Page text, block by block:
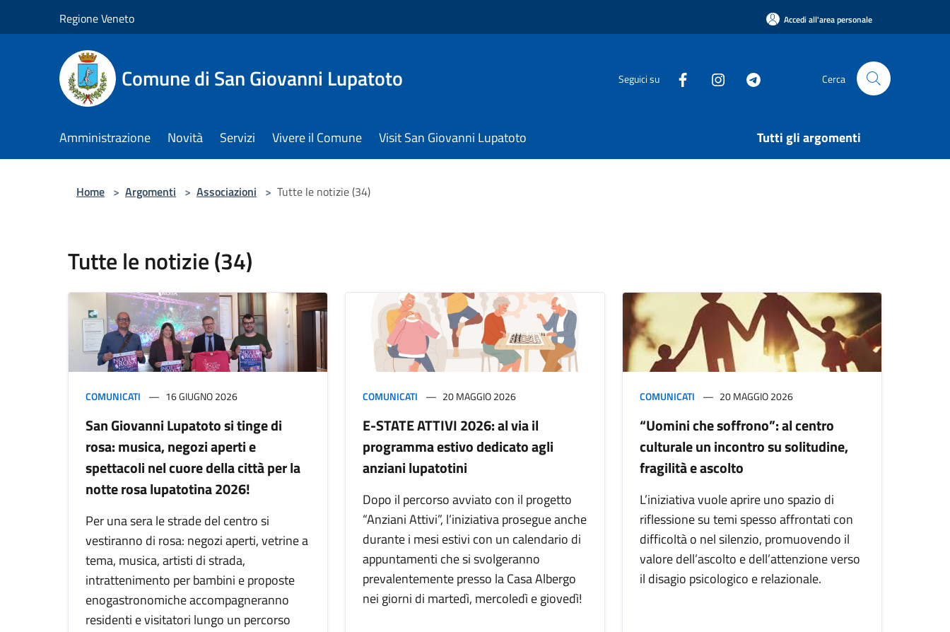
Regione Veneto Accedi all'area personale
Comune di San Giovanni Lupatoto Seguici su Cerca
Amministrazione Novità Servizi Vivere il Comune Visit San Giovanni Lupatoto Tutti gli argomenti
Home > Argomenti > Associazioni > Tutte le notizie (34)
Tutte le notizie (34)
COMUNICATI 16 GIUGNO 2026
San Giovanni Lupatoto si tinge di
rosa: musica, negozi aperti e
spettacoli nel cuore della città per la
notte rosa lupatotina 2026!
Per una sera le strade del centro si
vestiranno di rosa: negozi aperti, vetrine a
tema, musica, artisti di strada,
intrattenimento per bambini e proposte
enogastronomiche accompagneranno
residenti e visitatori lungo un percorso
COMUNICATI 20 MAGGIO 2026
E-STATE ATTIVI 2026: al via il
programma estivo dedicato agli
anziani lupatotini
Dopo il percorso avviato con il progetto
“Anziani Attivi”, l’iniziativa prosegue anche
durante i mesi estivi con un calendario di
appuntamenti che si svolgeranno
prevalentemente presso la Casa Albergo
nei giorni di martedì, mercoledì e giovedì!
COMUNICATI 20 MAGGIO 2026
“Uomini che soffrono”: al centro
culturale un incontro su solitudine,
fragilità e ascolto
L’iniziativa vuole aprire uno spazio di
riflessione su temi spesso affrontati con
difficoltà o nel silenzio, promuovendo il
valore dell’ascolto e dell’attenzione verso
il disagio psicologico e relazionale.